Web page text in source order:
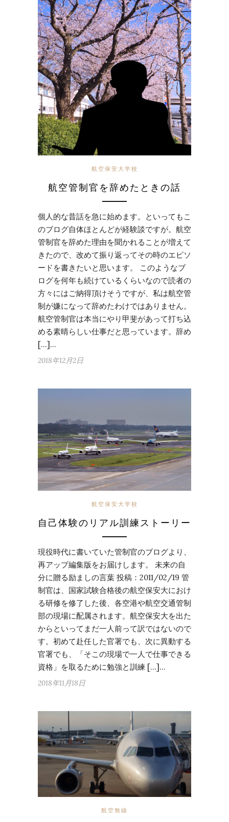
航空保安大学校
航空管制官を辞めたときの話
個人的な昔話を急に始めます。といってもこ
のブログ自体ほとんどが経験談ですが。航空
管制官を辞めた理由を聞かれることが増えて
きたので、改めて振り返ってその時のエピソ
ードを書きたいと思います。 このようなブ
ログを何年も続けているくらいなので読者の
方々にはご納得頂けそうですが、私は航空管
制が嫌になって辞めたわけではありません。
航空管制官は本当にやり甲斐があって打ち込
める素晴らしい仕事だと思っています。辞め
[…]…
2018年12月2日
航空保安大学校
自己体験のリアル訓練ストーリー
現役時代に書いていた管制官のブログより、
再アップ編集版をお届けします。 未来の自
分に贈る励ましの言葉 投稿：2011/02/19 管
制官は、国家試験合格後の航空保安大におけ
る研修を修了した後、各空港や航空交通管制
部の現場に配属されます。航空保安大を出た
からといってまだ一人前って訳ではないので
す。初めて赴任した官署でも、次に異動する
官署でも、「そこの現場で一人で仕事できる
資格」を取るために勉強と訓練 […]…
2018年11月18日
航空無線